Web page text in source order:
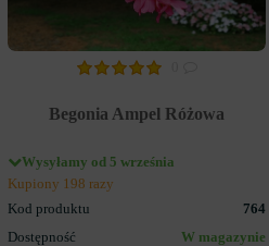
Begonia Ampel Różowa
Wysyłamy od 5 września
Kupiony 198 razy
Kod produktu
764
Dostępność
W magazynie